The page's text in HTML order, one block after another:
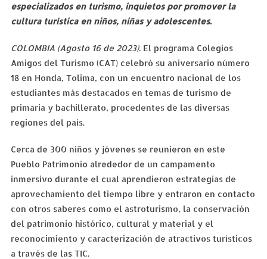
especializados en turismo, inquietos por promover la
cultura turística en niños, niñas y adolescentes.
COLOMBIA (Agosto 16 de 2023). El programa Colegios
Amigos del Turismo (CAT) celebró su aniversario número
18 en Honda, Tolima, con un encuentro nacional de los
estudiantes más destacados en temas de turismo de
primaria y bachillerato, procedentes de las diversas
regiones del país.
Cerca de 300 niños y jóvenes se reunieron en este
Pueblo Patrimonio alrededor de un campamento
inmersivo durante el cual aprendieron estrategias de
aprovechamiento del tiempo libre y entraron en contacto
con otros saberes como el astroturismo, la conservación
del patrimonio histórico, cultural y material y el
reconocimiento y caracterización de atractivos turísticos
a través de las TIC.